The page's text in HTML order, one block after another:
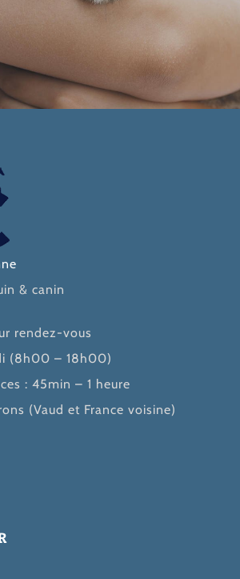
& canin
rendez-vous
(8h00 – 18h00)
: 45min – 1 heure
(Vaud et France voisine)